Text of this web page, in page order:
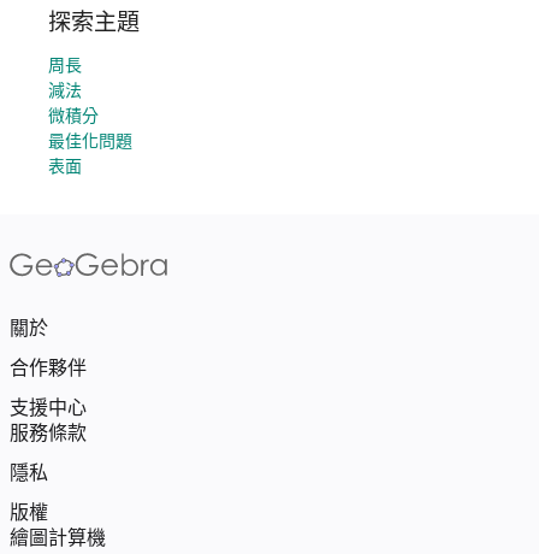
探索主題
周長
減法
微積分
最佳化問題
表面
關於
合作夥伴
支援中心
服務條款
隱私
版權
繪圖計算機